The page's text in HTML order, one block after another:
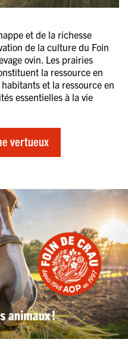
et de la richesse
de la culture du Foin
ovin. Les prairies
la ressource en
et la ressource en
essentielles à la vie
vertueux